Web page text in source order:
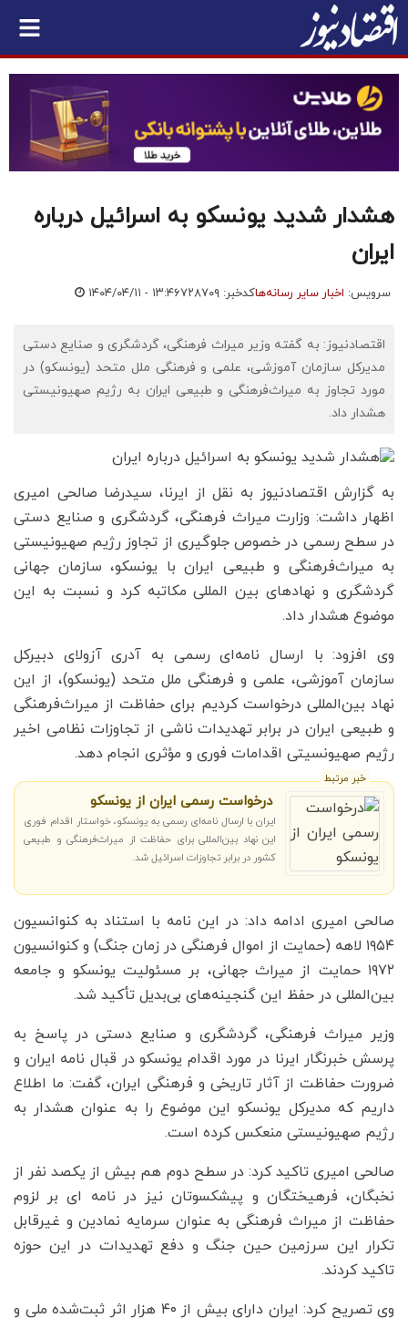
هشدار شدید یونسکو به اسرائیل درباره
ایران
سرویس: اخبار سایر رسانه‌هاکدخبر: ۷۲۸۷۰۹ ۱۴۰۴/۰۴/۱۱ - ۱۳:۴۶
اقتصادنیوز: به گفته وزیر میراث فرهنگی، گردشگری و صنایع دستی
مدیرکل سازمان آموزشی، علمی و فرهنگی ملل متحد (یونسکو) در
مورد تجاوز به میراث‌فرهنگی و طبیعی ایران به رژیم صهیونیستی
هشدار داد.
به گزارش اقتصادنیوز به نقل از ایرنا، سیدرضا صالحی امیری
اظهار داشت: وزارت میراث فرهنگی، گردشگری و صنایع دستی
در سطح رسمی در خصوص جلوگیری از تجاوز رژیم صهیونیستی
به میراث‌فرهنگی و طبیعی ایران با یونسکو، سازمان جهانی
گردشگری و نهادهای بین المللی مکاتبه کرد و نسبت به این
موضوع هشدار داد.
وی افزود: با ارسال نامه‌ای رسمی به آدری آزولای دبیرکل
سازمان آموزشی، علمی و فرهنگی ملل متحد (یونسکو)، از این
نهاد بین‌المللی درخواست کردیم برای حفاظت از میراث‌فرهنگی
و طبیعی ایران در برابر تهدیدات ناشی از تجاوزات نظامی اخیر
رژیم صهیونسیتی اقدامات فوری و مؤثری انجام دهد.
خبر مرتبط
درخواست رسمی ایران از یونسکو
ایران با ارسال نامه‌ای رسمی به یونسکو، خواستار اقدام فوری
این نهاد بین‌المللی برای حفاظت از میراث‌فرهنگی و طبیعی
کشور در برابر تجاوزات اسرائیل شد.
صالحی امیری ادامه داد: در این نامه با استناد به کنوانسیون
۱۹۵۴ لاهه (حمایت از اموال فرهنگی در زمان جنگ) و کنوانسیون
۱۹۷۲ حمایت از میراث جهانی، بر مسئولیت یونسکو و جامعه
بین‌المللی در حفظ این گنجینه‌های بی‌بدیل تأکید شد.
وزیر میراث فرهنگی، گردشگری و صنایع دستی در پاسخ به
پرسش خبرنگار ایرنا در مورد اقدام یونسکو در قبال نامه ایران و
ضرورت حفاظت از آثار تاریخی و فرهنگی ایران، گفت: ما اطلاع
داریم که مدیرکل یونسکو این موضوع را به عنوان هشدار به
رژیم صهیونیستی منعکس کرده است.
صالحی امیری تاکید کرد: در سطح دوم هم بیش از یکصد نفر از
نخبگان، فرهیختگان و پیشکسوتان نیز در نامه ای بر لزوم
حفاظت از میراث فرهنگی به عنوان سرمایه نمادین و غیرقابل
تکرار این سرزمین حین جنگ و دفع تهدیدات در این حوزه
تاکید کردند.
وی تصریح کرد: ایران دارای بیش از ۴۰ هزار اثر ثبت‌شده ملی و